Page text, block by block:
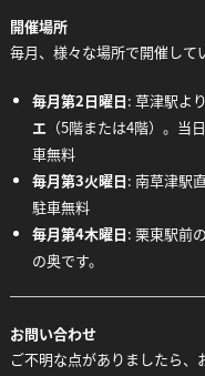
開催場所
毎月、様々な場所で開催して
毎月第2日曜日: 草津駅より
エ （5階または4階）。
車無料
毎月第3火曜日: 南草津駅
駐車無料
毎月第4木曜日: 栗東駅前の
の奥です。
お問い合わせ
ご不明な点がありましたら、